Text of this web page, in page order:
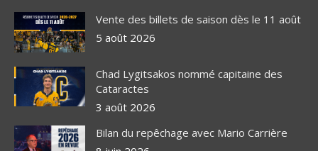
Vente des billets de saison dès le 11 août
5 août 2026
Chad Lygitsakos nommé capitaine des
Cataractes
3 août 2026
Bilan du repêchage avec Mario Carrière